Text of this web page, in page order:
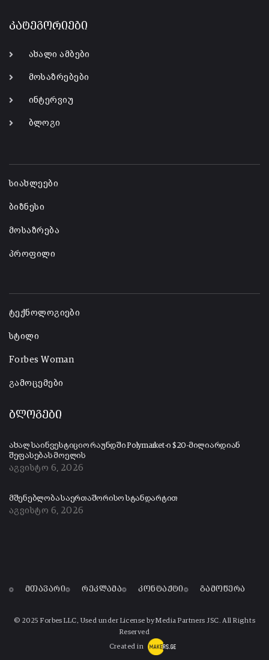
კატეგორიები
ახალი ამბები
მოსაზრებები
ინტერვიუ
ბლოგი
სიახლეები
ბიზნესი
მოსაზრება
პროფილი
ტექნოლოგიები
სტილი
Forbes Woman
გამოცემები
ბლოგები
ახალ საინვესტიციო რაუნდში Polymarket-ი $20-მილიარდიან
შეფასებას მოელის
აგვისტო 6, 2026
მშენებლობა საერთაშორისო სტანდარტით
აგვისტო 6, 2026
მთავარი რეკლამა კონტაქტი გამოწერა
© 2025 Forbes LLC, Used under License by Media Partners JSC. All Rights
Reserved
Created in